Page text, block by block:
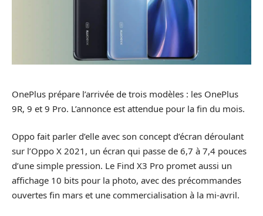
OnePlus prépare l’arrivée de trois modèles : les OnePlus
9R, 9 et 9 Pro. L’annonce est attendue pour la fin du mois.
Oppo fait parler d’elle avec son concept d’écran déroulant
sur l’Oppo X 2021, un écran qui passe de 6,7 à 7,4 pouces
d’une simple pression. Le Find X3 Pro promet aussi un
affichage 10 bits pour la photo, avec des précommandes
ouvertes fin mars et une commercialisation à la mi-avril.